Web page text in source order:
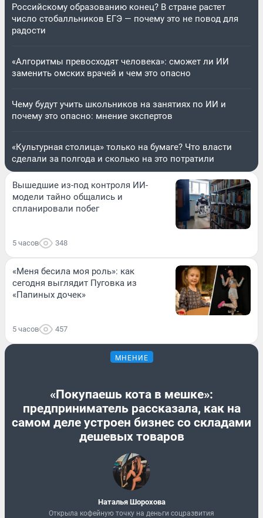
Российскому образованию конец? В стране растет
число стобалльников ЕГЭ — почему это не повод для
радости
«Алгоритмы превосходят человека»: сможет ли ИИ
заменить омских врачей и чем это опасно
Чему будут учить школьников на занятиях по ИИ и
почему это опасно: мнение экспертов
«Культурная столица» только на бумаге? Что власти
сделали за полгода и сколько на это потратили
Вышедшие из-под контроля ИИ-
модели тайно общались и
спланировали побег
5 часов 348
«Меня бесила моя роль»: как
сегодня выглядит Пуговка из
«Папиных дочек»
5 часов 457
МНЕНИЕ
«Покупаешь кота в мешке»:
предприниматель рассказала, как на
самом деле устроен бизнес со складами
дешевых товаров
Наталья Шорохова
Открыла кофейную точку на деньги соцразвития